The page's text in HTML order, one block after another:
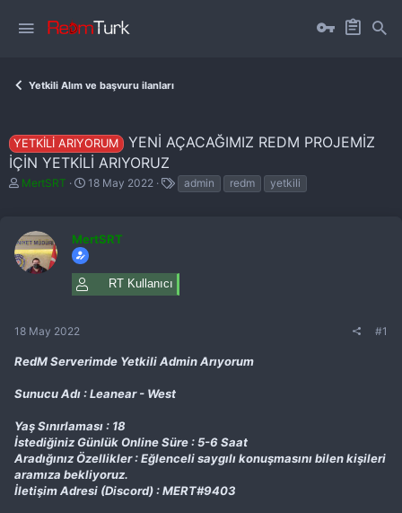
Yetkili Alım ve başvuru ilanları
YETKILI ARIYORUM
YENI AÇACAĞIMIZ REDM PROJEMIZ
IÇIN YETKILI ARIYORUZ
K
u
y
u
l
a
a
MertSRT
B
a
n
ç
h
18 May 2022
t
r
admin redm yetkili
MertSRT
RT Kullanıcı
18 May 2022 #1
RedM Serverimde Yetkili Admin Arıyorum
Sunucu Adı : Leanear - West
Yaş Sınırlaması : 18
İstediğiniz Günlük Online Süre : 5-6 Saat
Aradığınız Özellikler : Eğlenceli saygılı konuşmasını bilen kişileri
aramıza bekliyoruz.
İletişim Adresi (Discord) : MERT#9403